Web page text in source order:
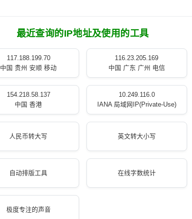
最近查询的IP地址及使用的工具
117.188.199.70
中国 贵州 安顺 移动
116.23.205.169
中国 广东 广州 电信
154.218.58.137
中国 香港
10.249.116.0
IANA 局域网IP(Private-Use)
人民币转大写 英文转大小写
自动排版工具 在线字数统计
极度专注的声音